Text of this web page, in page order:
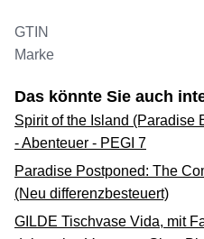
GTIN
Marke
Das könnte Sie auch
Spirit of the Island (Paradise
- Abenteuer - PEGI 7
Paradise Postponed: The
(Neu differenzbesteuert)
GILDE Tischvase Vida, mit